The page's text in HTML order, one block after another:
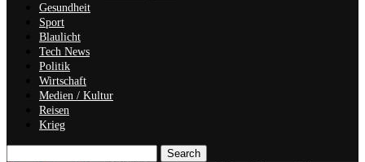
Gesundheit
Sport
Blaulicht
Tech News
Politik
Wirtschaft
Medien / Kultur
Reisen
Krieg
Search